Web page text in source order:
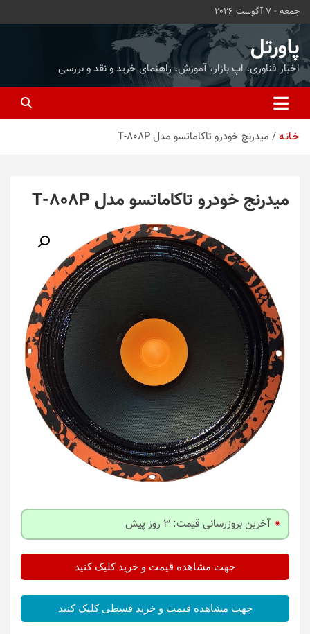
محتوا
بروید
جمعه - 7 آگوست 2026
پاورتل
اخبار فناوری، اپ بازار، آموزش، راهنمای خرید و نقد و بررسی
خـانـه میدرنج خودرو تاکاماتسو مدل T-808P
میدرنج خودرو تاکاماتسو مدل T-808P
آخرین بروزرسانی قیمت: 3 روز پیش
جهت مشاهده قیمت و خرید کلیک کنید
جهت مشاهده قیمت و خرید قسطی کلیک کنید